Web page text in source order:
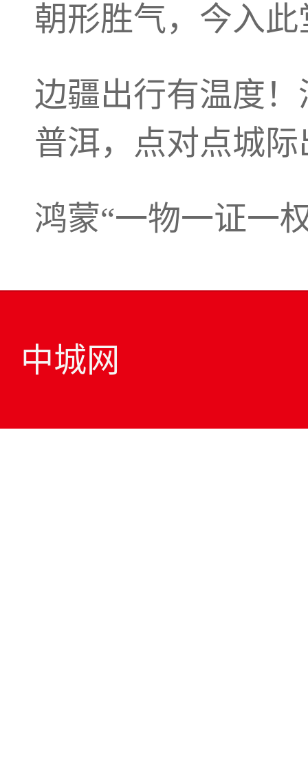
朝形胜气，今入此
边疆出行有温度
普洱，点对点城
鸿蒙“一物一证一
中城网